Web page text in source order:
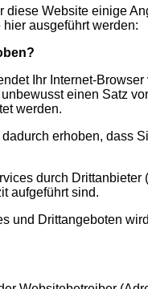
diese Website einige
ausgeführt werden:
Ihr Internet-
einen Satz
werden.
erhoben, dass
durch
aufgeführt sind.
und Drittangeboten